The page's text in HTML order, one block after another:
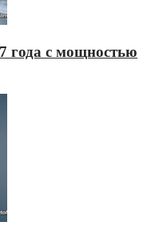
года с мощностью